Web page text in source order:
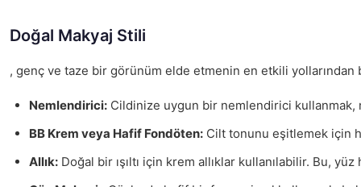
Doğal Makyaj Stili
, genç ve taze bir görünüm elde etmenin en etkili yollarından
Nemlendirici: Cildinize uygun bir nemlendirici kullanmak,
BB Krem veya Hafif Fondöten: Cilt tonunu eşitlemek için
Allık: Doğal bir ışıltı için krem allıklar kullanılabilir. Bu,